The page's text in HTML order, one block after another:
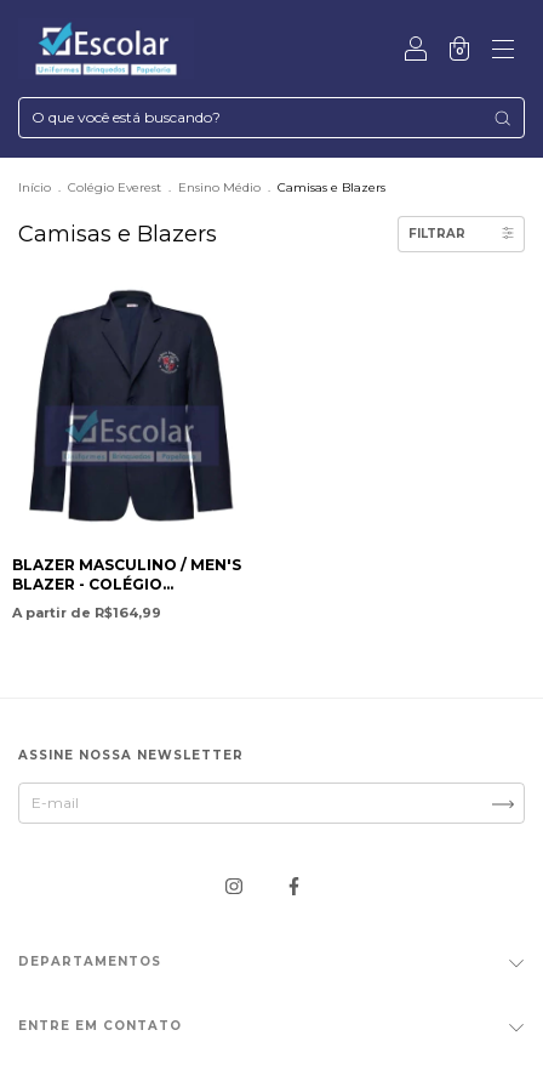
0
Início . Colégio Everest . Ensino Médio . Camisas e Blazers
Camisas e Blazers FILTRAR
BLAZER MASCULINO / MEN'S
BLAZER - COLÉGIO
INTERNACIONAL EVEREST
A partir de R$164,99
ASSINE NOSSA NEWSLETTER
DEPARTAMENTOS
ENTRE EM CONTATO